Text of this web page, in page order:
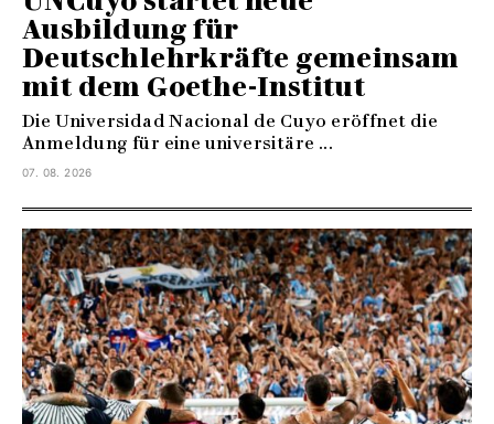
Ausbildung für
Deutschlehrkräfte gemeinsam
mit dem Goethe-Institut
Die Universidad Nacional de Cuyo eröffnet die
Anmeldung für eine universitäre ...
07. 08. 2026